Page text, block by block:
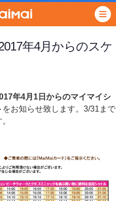
年4月からのスケ
年4月1日からのマイマイシ
をお知らせ致します。3/31まで